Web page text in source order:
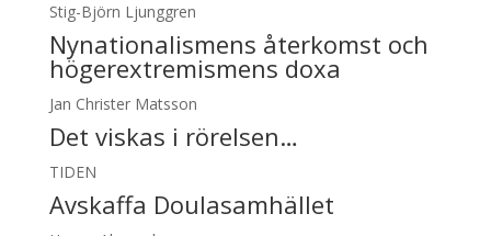
Stig-Björn Ljunggren
Nynationalismens återkomst och
högerextremismens doxa
Jan Christer Matsson
Det viskas i rörelsen…
TIDEN
Avskaffa Doulasamhället